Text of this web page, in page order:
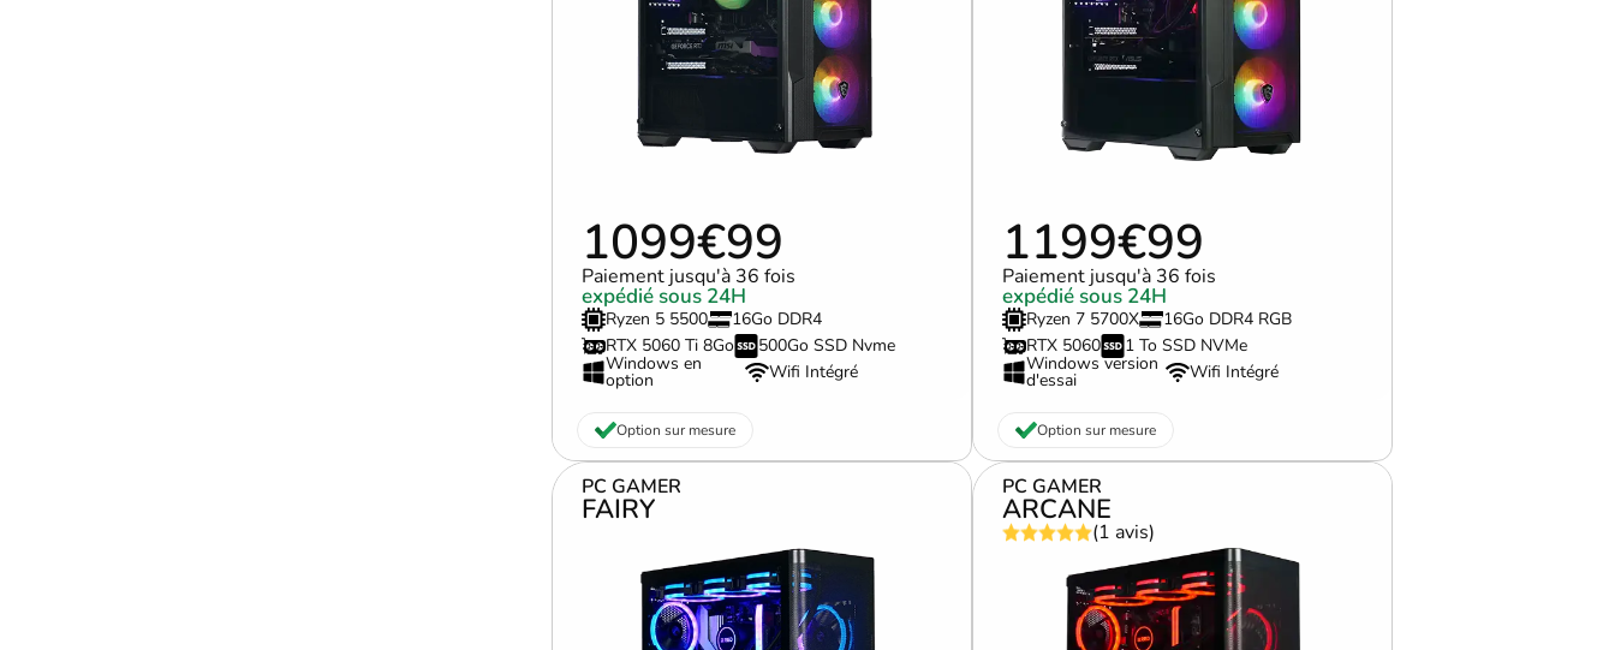
1099€99
Paiement jusqu'à 36 fois
expédié sous 24H
Ryzen 5 5500
16Go DDR4
RTX 5060 Ti 8Go
500Go SSD Nvme
Windows en
option Wifi Intégré
Option sur mesure
1199€99
Paiement jusqu'à 36 fois
expédié sous 24H
Ryzen 7 5700X
16Go DDR4 RGB
RTX 5060
1 To SSD NVMe
Windows version
d'essai Wifi Intégré
Option sur mesure
PC GAMER
FAIRY
PC GAMER
ARCANE
(1 avis)